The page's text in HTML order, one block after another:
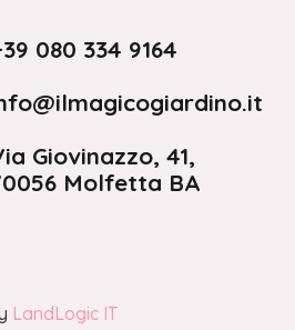
080 334 9164
Giovinazzo, 41,
Molfetta BA
LandLogic IT